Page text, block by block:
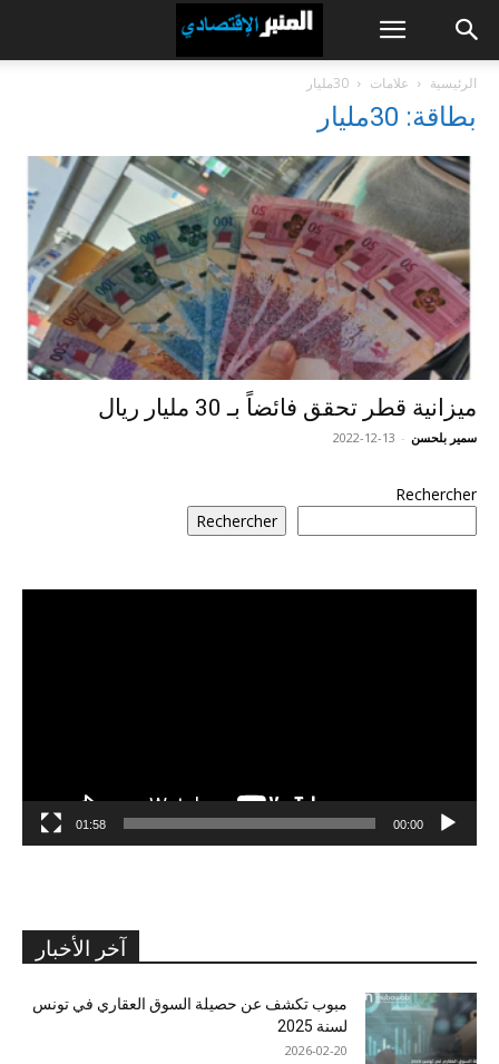
الرئيسية علامات 30مليار
بطاقة: 30مليار
ميزانية قطر تحقق فائضاً بـ 30 مليار ريال
سمير بلحسن -
2022-12-13
Rechercher
Rechercher
00:00
01:58
آخر الأخبار
مبوب تكشف عن حصيلة السوق العقاري في تونس
لسنة 2025
2026-02-20